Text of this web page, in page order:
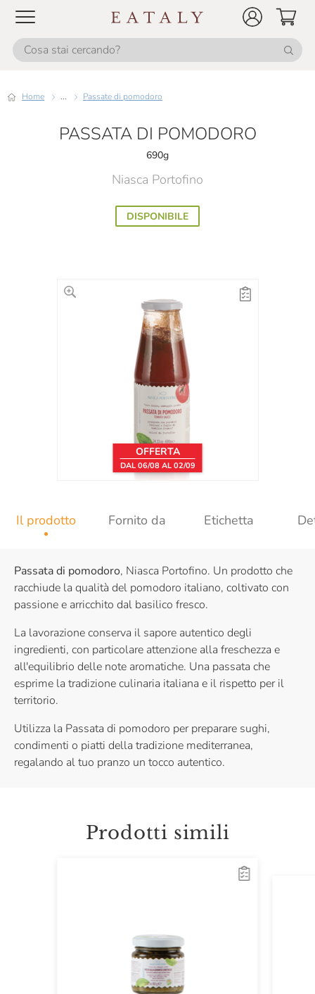
Home ... Passate di pomodoro
PASSATA DI POMODORO
690g
Niasca Portofino
DISPONIBILE
OFFERTA
DAL 06/08 AL 02/09
Il prodotto Fornito da Etichetta
Passata di pomodoro, Niasca Portofino. Un prodotto che
racchiude la qualità del pomodoro italiano, coltivato con
passione e arricchito dal basilico fresco.
La lavorazione conserva il sapore autentico degli
ingredienti, con particolare attenzione alla freschezza e
all'equilibrio delle note aromatiche. Una passata che
esprime la tradizione culinaria italiana e il rispetto per il
territorio.
Utilizza la Passata di pomodoro per preparare sughi,
condimenti o piatti della tradizione mediterranea,
regalando al tuo pranzo un tocco autentico.
Prodotti simili